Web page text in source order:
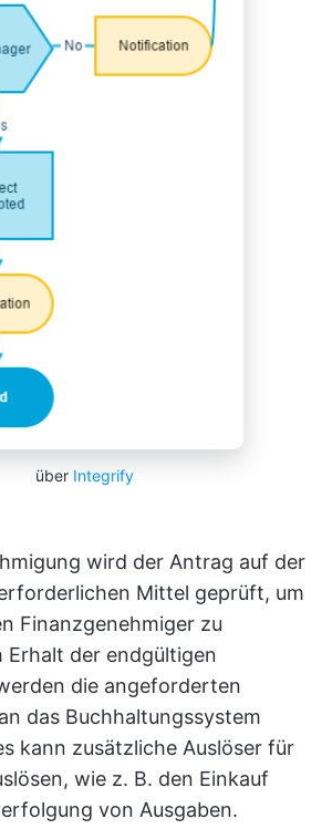
über Integrify
wird der Antrag auf der
Mittel geprüft, um
Finanzgenehmiger zu
Erhalt der endgültigen
die angeforderten
das Buchhaltungssystem
kann zusätzliche Auslöser für
wie z. B. den Einkauf
von Ausgaben.